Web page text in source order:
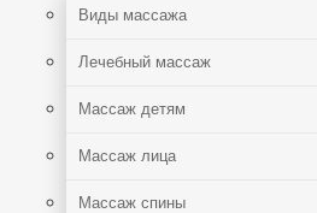
Виды массажа
Лечебный массаж
Массаж детям
Массаж лица
Массаж спины